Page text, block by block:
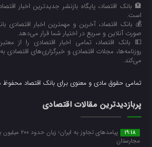
🏦 بانک اقتصاد، پایگاه بازنشر جدیدترین اخبار
است.
💰 بانک اقتصاد، آخرین و مهمترین اخبار اقتصادی
صورت آنلاین و سریع در اختیار شما قرار می‌‌دهد.
💵 بانک اقتصاد، تمامی اخبار اقتصادی را از
روزنامه‌ها، مجلات اقتصادی و خبرگزاری‌های اقتصادی
می‌کند.
تمامی حقوق مادی و معنوی برای بانک اقتصاد محفوظ
پربازدیدترین مقالات اقتصادی
19:18
پیامدهای تجاوز به
مجارستان